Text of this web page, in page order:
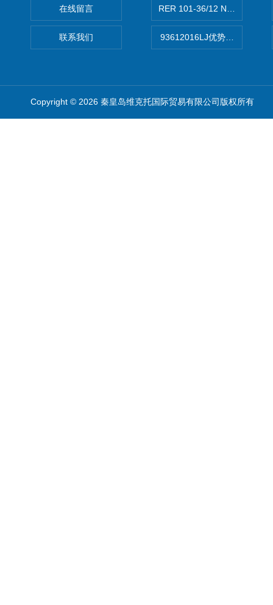
在线留言
联系我们
RER 101-36/12 NHH离心
93612016LJ优势供应美国
Copyright © 2026 秦皇岛维克托国际贸易有限公司版权所有